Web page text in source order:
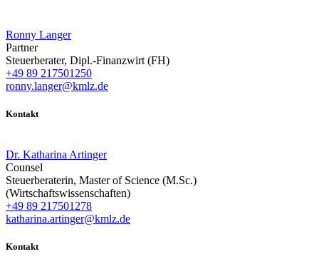
Ronny Langer
Partner
Steuerberater, Dipl.-Finanzwirt (FH)
+49 89 217501250
ronny.langer@kmlz.de
Kontakt
Dr. Katharina Artinger
Counsel
Steuerberaterin, Master of Science (M.Sc.)
(Wirtschaftswissenschaften)
+49 89 217501278
katharina.artinger@kmlz.de
Kontakt